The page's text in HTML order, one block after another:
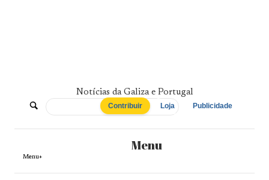
De
Norte
a
Notícias da Galiza e Portugal
Contribuir Loja Publicidade
Menu
Menu+